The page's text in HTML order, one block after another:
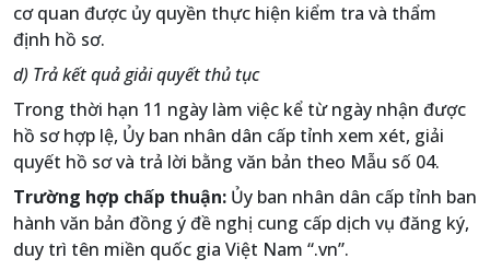
cơ quan được ủy quyền thực hiện kiểm tra và thẩm
định hồ sơ.
d) Trả kết quả giải quyết thủ tục
Trong thời hạn 11 ngày làm việc kể từ ngày nhận được
hồ sơ hợp lệ, Ủy ban nhân dân cấp tỉnh xem xét, giải
quyết hồ sơ và trả lời bằng văn bản theo Mẫu số 04.
Trường hợp chấp thuận: Ủy ban nhân dân cấp tỉnh ban
hành văn bản đồng ý đề nghị cung cấp dịch vụ đăng ký,
duy trì tên miền quốc gia Việt Nam “.vn”.